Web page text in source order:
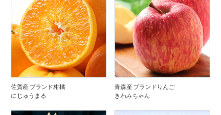
佐賀産 ブランド柑橘
にじゅうまる
青森産 ブランドりんご
きわみちゃん